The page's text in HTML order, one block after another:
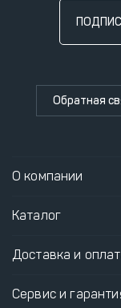
Обратная
О компании
Каталог
Доставка и
Сервис и